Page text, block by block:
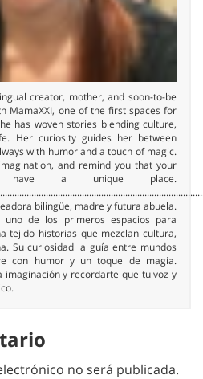
creator, mother, and soon-to-be
MamaXXI, one of the first spaces for
has woven stories blending culture,
Her curiosity guides her between
with humor and a touch of magic.
and remind you that your
a unique place.
bilingüe, madre y futura abuela.
uno de los primeros espacios para
tejido historias que mezclan cultura,
Su curiosidad la guía entre mundos
con humor y un toque de magia.
imaginación y recordarte que tu voz y
no será publicada.